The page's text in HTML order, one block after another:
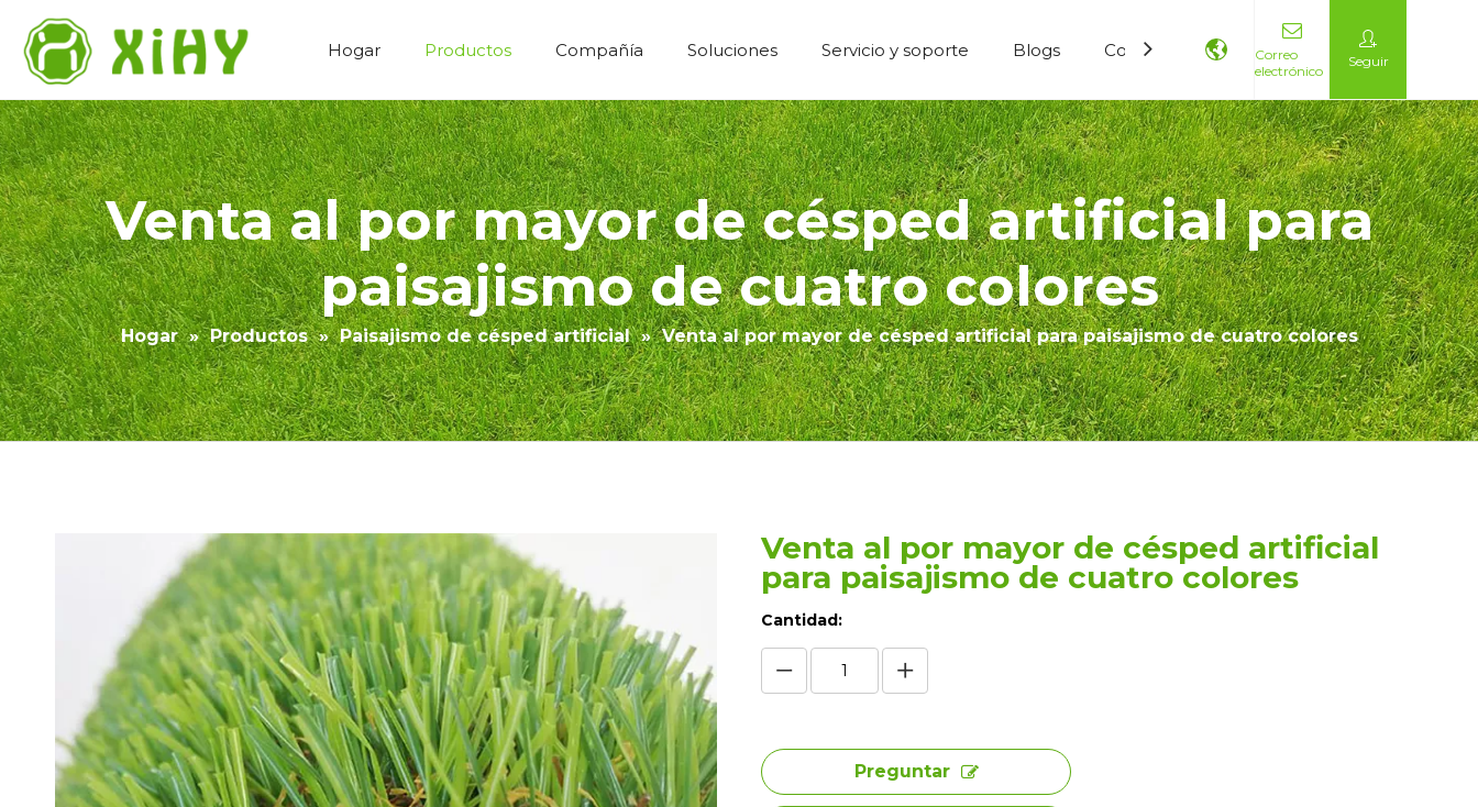
Hogar Productos Compañía Soluciones Servicio y soporte Blogs Contáctenos
Correo
electrónico
Seguir
Venta al por mayor de césped artificial para
paisajismo de cuatro colores
Hogar » Productos » Paisajismo de césped artificial » Venta al por mayor de césped artificial para paisajismo de cuatro colores
Venta al por mayor de césped artificial
para paisajismo de cuatro colores
Cantidad:
Preguntar